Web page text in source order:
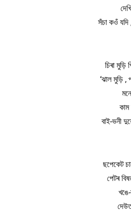
সঁচা কওঁ যদি
চিৰা মুড়ি
‘ঝাল মুড়ি ,
বাই-ভনী
ছপেকেট
পেটৰ